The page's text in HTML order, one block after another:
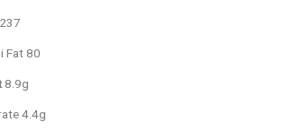
237
Fat 80
8.9g
4.4g